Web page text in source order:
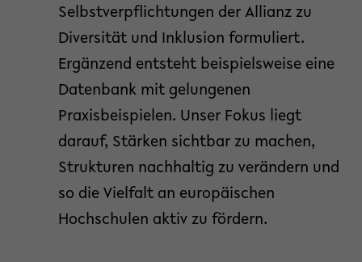
Selbstverpflichtungen der Allianz zu
Diversität und Inklusion formuliert.
Ergänzend entsteht beispielsweise eine
Datenbank mit gelungenen
Praxisbeispielen. Unser Fokus liegt
darauf, Stärken sichtbar zu machen,
Strukturen nachhaltig zu verändern und
so die Vielfalt an europäischen
Hochschulen aktiv zu fördern.